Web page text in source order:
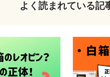
よく読まれている記